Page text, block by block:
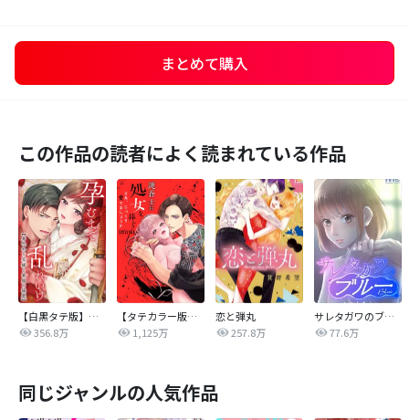
まとめて購入
この作品の読者によく読まれている作品
【白黒タテ版】孕むまで乱れいけ～身代わり花嫁と軍服の猛愛
356.8万
【タテカラー版】漣蒼士に処女を捧ぐ～さあ、じっくり愛でましょうか
1,125万
恋と弾丸
257.8万
サレタガワのブルー【タテヨミ】
77.6万
同じジャンルの人気作品